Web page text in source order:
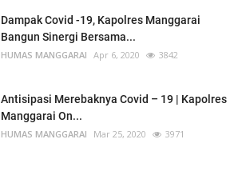
Dampak Covid -19, Kapolres Manggarai
Bangun Sinergi Bersama...
HUMAS MANGGARAI Apr 6, 2020 3842
Antisipasi Merebaknya Covid – 19 | Kapolres
Manggarai On...
HUMAS MANGGARAI Mar 25, 2020 3971